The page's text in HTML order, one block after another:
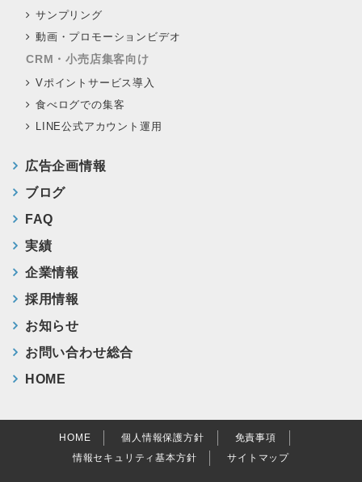
サンプリング
動画・プロモーションビデオ
CRM・小売店集客向け
Vポイントサービス導入
食べログでの集客
LINE公式アカウント運用
広告企画情報
ブログ
FAQ
実績
企業情報
採用情報
お知らせ
お問い合わせ総合
HOME
HOME 個人情報保護方針
免責事項
情報セキュリティ基本方針
サイトマップ